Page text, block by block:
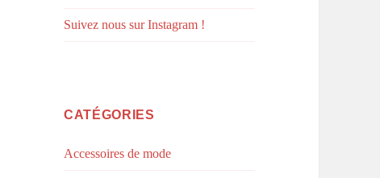
Suivez nous sur Instagram !
CATÉGORIES
Accessoires de mode